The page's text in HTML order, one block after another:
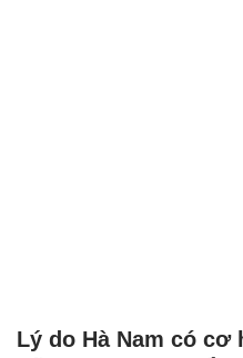
Lý do Hà Nam có cơ